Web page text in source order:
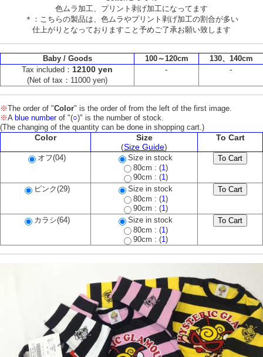
色ムラ加工、プリント剥げ加工になってます
＊：こちらの製品は、色ムラやプリント剥げ加工の割合が多い
仕上がりとなっておりますこと予めご了承お願い致します
Baby / Goods 100～120cm
130、140cm
Tax included： 12100 yen
(Net of tax：11000 yen)
- -
※The order of "Color" is the order of from the left of the first image.
※A blue numberof "(○)" is the number of stock.
(The changing of the quantity can be done in shopping cart.)
Color
Size
(Size Guide)
To Cart
オフ(04)
Size in stock
80cm : (1 )
90cm : (1)
ピンク(29)
Size in stock
80cm : (1 )
90cm : (1)
カラシ(64)
Size in stock
80cm : (1 )
90cm : (1)